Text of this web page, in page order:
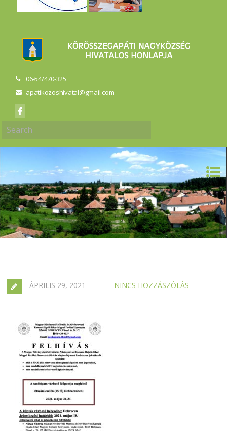
06-54/470-325
apatikozoshivatal@gmail.com
ÁPRILIS 29, 2021 NINCS HOZZÁSZÓLÁS